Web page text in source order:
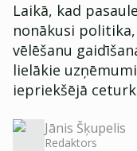
Laikā, kad
nonākusi
vēlēšanu
lielākie
iepriekšējā
Jānis Šķupelis
Redaktors